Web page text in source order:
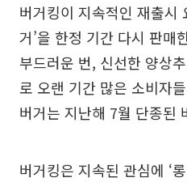
버거킹이 지속적인 재출시
거’을 한정 기간 다시 판매
부드러운 번, 신선한 양상
로 오랜 기간 많은 소비자
버거는 지난해 7월 단종된
버거킹은 지속된 관심에 ‘